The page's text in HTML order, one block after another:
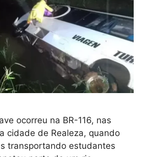
ocorreu na BR-116, nas
cidade de Realeza, quando
transportando estudantes